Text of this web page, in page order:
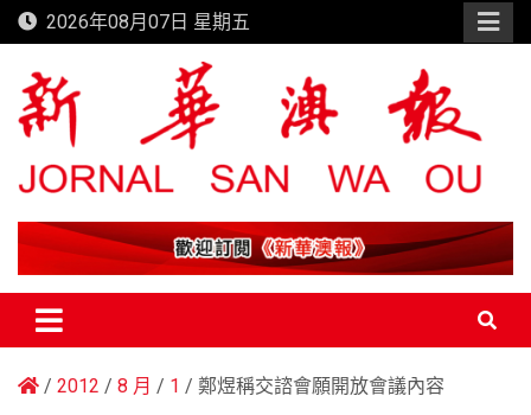
Skip
to
content
2026年08月07日 星期五
新華澳報
2012 8 月 1 鄭煜稱交諮會願開放會議內容